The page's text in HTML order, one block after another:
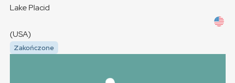
Lake Placid
(USA)
Zakończone